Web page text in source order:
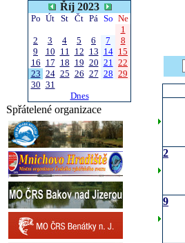
Říj 2023
Po Út St Čt Pá So Ne
1
2
3 4 5 6 7
8
9
10 11 12 13 14 15
16 17 18 19 20 21 22
23 24 25 26 27 28 29
30 31
Dnes
Spřátelené organizace
2
9